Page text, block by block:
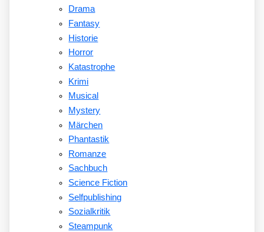
Drama
Fantasy
Historie
Horror
Katastrophe
Krimi
Musical
Mystery
Märchen
Phantastik
Romanze
Sachbuch
Science Fiction
Selfpublishing
Sozialkritik
Steampunk